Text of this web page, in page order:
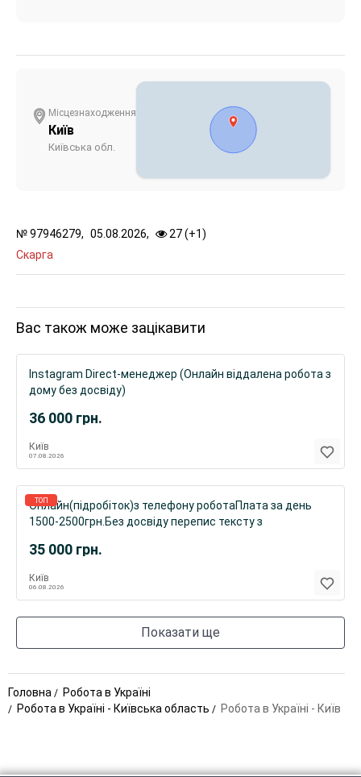
№97946279, 05.08.2026, 27 (+1)
Скарга
Місцезнаходження
Київ
Київська обл.
Вас також може зацікавити
36 000 грн.
Instagram Direct-менеджер (Онлайн віддалена робота з
дому без досвіду)
Київ
07.08.2026
ТОП
35 000 грн.
Онлайн(підробіток)з телефону роботаПлата за день
1500-2500грн.Без досвіду перепис тексту з
Київ
06.08.2026
Показати ще
Головна
Робота в Україні
Робота в Україні - Київська область
Робота в Україні - Київ